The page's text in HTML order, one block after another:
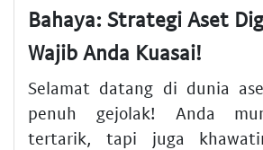
Bahaya: Strategi Aset
Wajib Anda Kuasai!
Selamat datang di dunia
penuh gejolak! Anda
tertarik, tapi juga